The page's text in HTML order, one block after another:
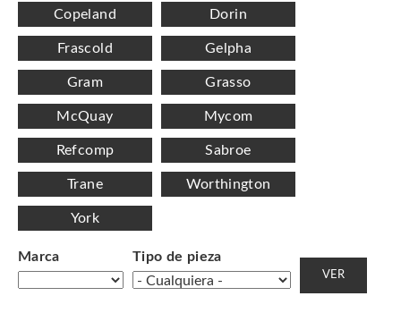
Copeland Dorin
Frascold Gelpha
Gram Grasso
McQuay Mycom
Refcomp Sabroe
Trane Worthington
York
Marca Tipo de pieza